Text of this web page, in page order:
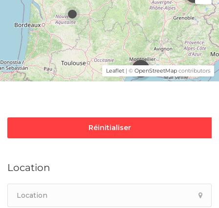
3
Leaflet | © OpenStreetMap contributors
Réinitialiser
Location